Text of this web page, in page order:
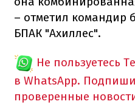
– отметил командир
БПАК "Ахиллес".
Не пользуетесь
в WhatsApp.
проверенные